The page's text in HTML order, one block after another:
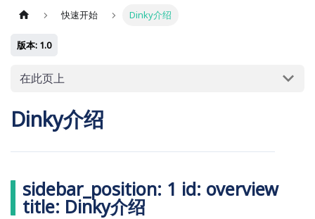
快速开始 Dinky介绍
版本: 1.0
在此页上
Dinky介绍
sidebar_position: 1 id: overview
title: Dinky介绍